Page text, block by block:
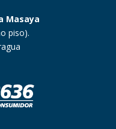
Masaya
piso).